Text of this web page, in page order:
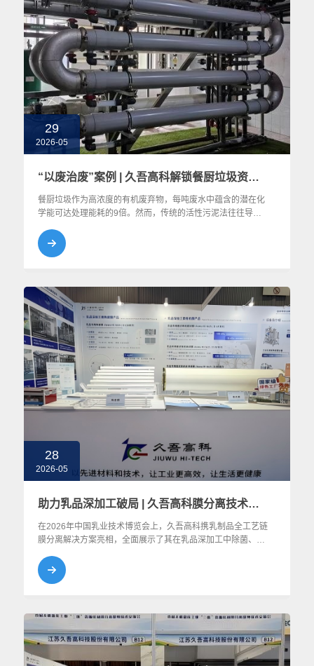
29
2026-05
“以废治废”案例 | 久吾高科解锁餐厨垃圾资源化双碳密码
餐厨垃圾作为高浓度的有机废弃物，每吨废水中蕴含的潜在化
学能可达处理能耗的9倍。然而，传统的活性污泥法往往导致
费，也限制了污水处理系统的能效提升。
28
2026-05
助力乳品深加工破局 | 久吾高科膜分离技术在乳品工业中的集成应用与技术革新
在2026年中国乳业技术博览会上，久吾高科携乳制品全工艺链
膜分离解决方案亮相，全面展示了其在乳品深加工中除菌、浓
升级提供了全新思路。